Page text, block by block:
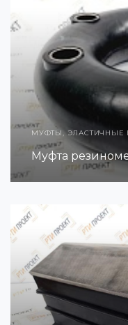
МУФТЫ, ЭЛАСТИЧНЫЕ
Муфта